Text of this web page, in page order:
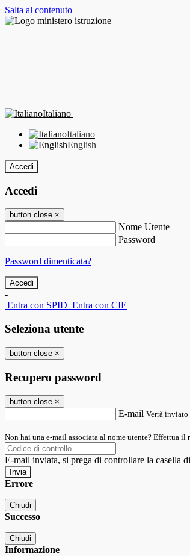
Salta al contenuto
Italiano
Italiano
English
Accedi
Accedi
button close ×
Nome Utente
Password
Password dimenticata?
-
Entra con SPID Entra con CIE
Seleziona utente
button close ×
Recupero password
button close ×
E-mail Verrà
Non hai una e-mail associata al nome utente? Effettua il
E-mail inviata, si prega di controllare la casella
Errore
Chiudi
Successo
Chiudi
Informazione